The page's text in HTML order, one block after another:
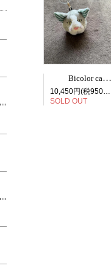
Bicolor cat face bag charm
10,450円(税950円)
SOLD OUT